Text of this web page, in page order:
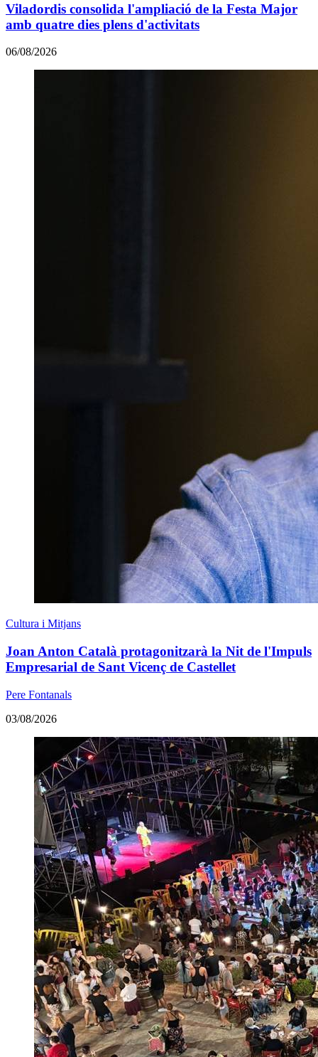
Viladordis consolida l'ampliació de la Festa Major
amb quatre dies plens d'activitats
06/08/2026
Cultura i Mitjans
Joan Anton Català protagonitzarà la Nit de l'Impuls
Empresarial de Sant Vicenç de Castellet
Pere Fontanals
03/08/2026